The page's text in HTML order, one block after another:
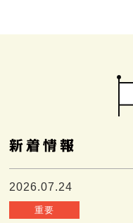
2026.07.24
重要